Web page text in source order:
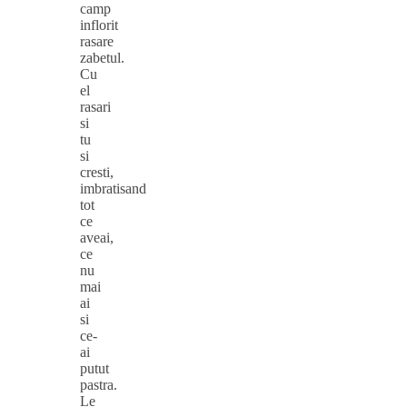
camp
inflorit
rasare
zabetul.
Cu
el
rasari
si
tu
si
cresti,
imbratisand
tot
ce
aveai,
ce
nu
mai
ai
si
ce-
ai
putut
pastra.
Le